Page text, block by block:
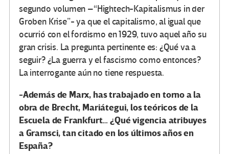
segundo volumen –“Hightech-Kapitalismus in der
Groben Krise”- ya que el capitalismo, al igual que
ocurrió con el fordismo en 1929, tuvo aquel año su
gran crisis. La pregunta pertinente es: ¿Qué va a
seguir? ¿La guerra y el fascismo como entonces?
La interrogante aún no tiene respuesta.
-Además de Marx, has trabajado en torno a la
obra de Brecht, Mariátegui, los teóricos de la
Escuela de Frankfurt… ¿Qué vigencia atribuyes
a Gramsci, tan citado en los últimos años en
España?